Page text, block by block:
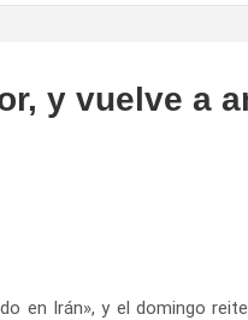
y vuelve a
en Irán», y el domingo